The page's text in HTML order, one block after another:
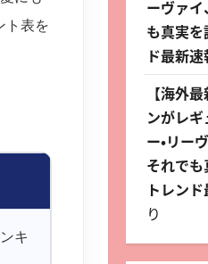
ト表を
キ
ーヴァ
も真実
ド最新
【海外
ンがレギ
ー・リー
それで
トレン
り